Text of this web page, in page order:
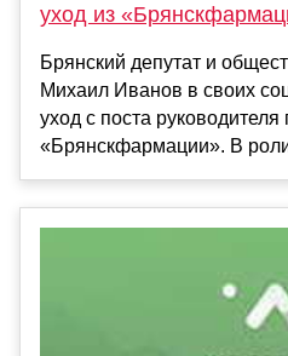
уход из
Брянский депутат и
Михаил Иванов в своих
уход с поста руководителя
«Брянскфармации». В